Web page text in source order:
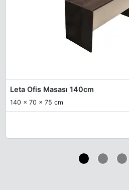
Leta Ofis Masası 140cm
140 x 70 x 75 cm